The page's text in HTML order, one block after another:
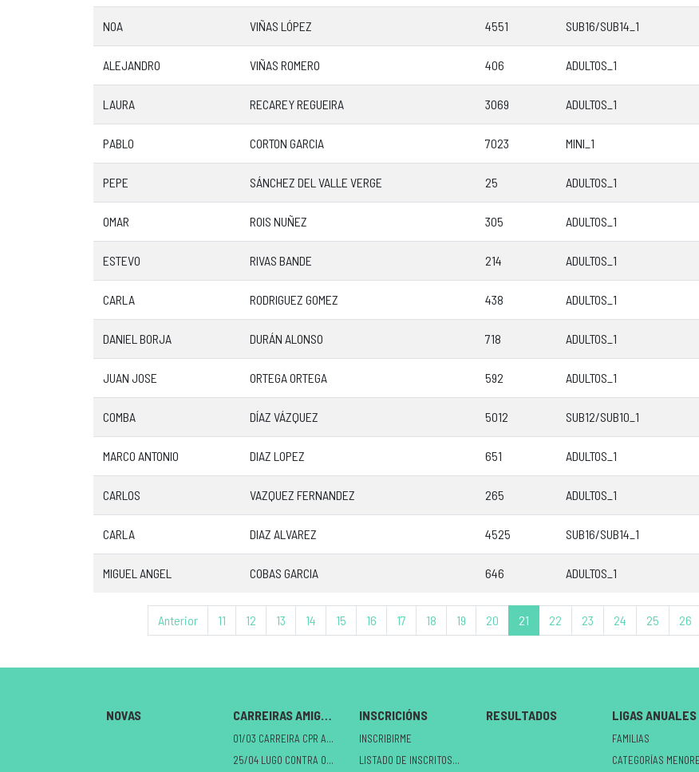
NOA VIÑAS LÓPEZ 4551 SUB16/SUB14_1
ALEJANDRO VIÑAS ROMERO 406 ADULTOS_1
LAURA RECAREY REGUEIRA 3069 ADULTOS_1
PABLO CORTON GARCIA 7023 MINI_1
PEPE SÁNCHEZ DEL VALLE VERGE 25 ADULTOS_1
OMAR ROIS NUÑEZ 305 ADULTOS_1
ESTEVO RIVAS BANDE 214 ADULTOS_1
CARLA RODRIGUEZ GOMEZ 438 ADULTOS_1
DANIEL BORJA DURÁN ALONSO 718 ADULTOS_1
JUAN JOSE ORTEGA ORTEGA 592 ADULTOS_1
COMBA DÍAZ VÁZQUEZ 5012 SUB12/SUB10_1
MARCO ANTONIO DIAZ LOPEZ 651 ADULTOS_1
CARLOS VAZQUEZ FERNANDEZ 265 ADULTOS_1
CARLA DIAZ ALVAREZ 4525 SUB16/SUB14_1
MIGUEL ANGEL COBAS GARCIA 646 ADULTOS_1
Anterior 11 12 13 14 15 16 17 18 19 20 21 22 23 24 25 26
NOVAS CARREIRAS AMIGAS
01/03 CARREIRA CPR A MILAGROSA
25/04 LUGO CONTRA O CANCRO
INSCRICIÓNS
INSCRIBIRME
LISTADO DE INSCRITOS NO CIRCUÍTO
RESULTADOS LIGAS ANUALES
FAMILIAS
CATEGORÍAS